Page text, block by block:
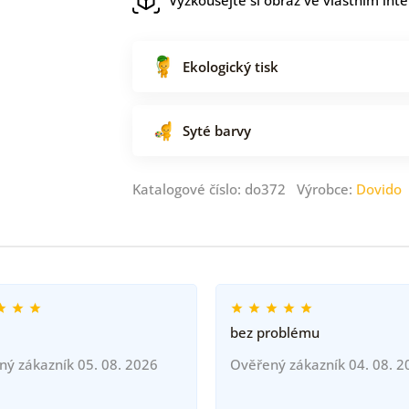
Ekologický tisk
Syté barvy
Katalogové číslo: do372 Výrobce: Dovido
zákazník 05. 08. 2026
bez problému
Ověřený zákazník 04. 08.